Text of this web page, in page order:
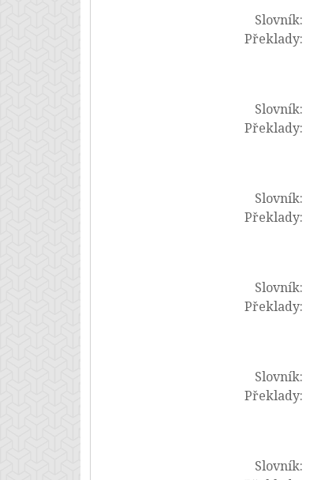
Slovník:
Překlady:
Slovník:
Překlady:
Slovník:
Překlady:
Slovník:
Překlady:
Slovník:
Překlady:
Slovník: